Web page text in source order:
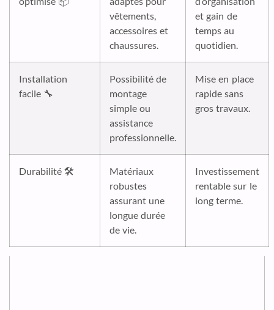
vêtements,
accessoires et
chaussures.
et gain de
temps au
quotidien.
Installation
facile 🔧
Possibilité de
montage
simple ou
assistance
professionnelle.
Mise en place
rapide sans
gros travaux.
Durabilité 🛠️
Matériaux
robustes
assurant une
longue durée
de vie.
Investissement
rentable sur le
long terme.